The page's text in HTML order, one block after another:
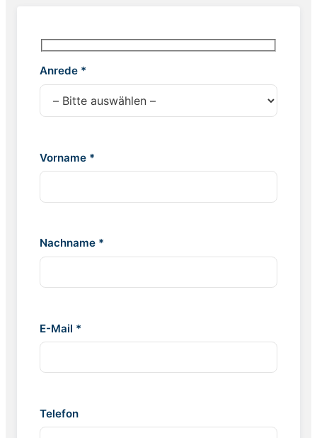
Anrede *
Vorname *
Nachname *
E-Mail *
Telefon